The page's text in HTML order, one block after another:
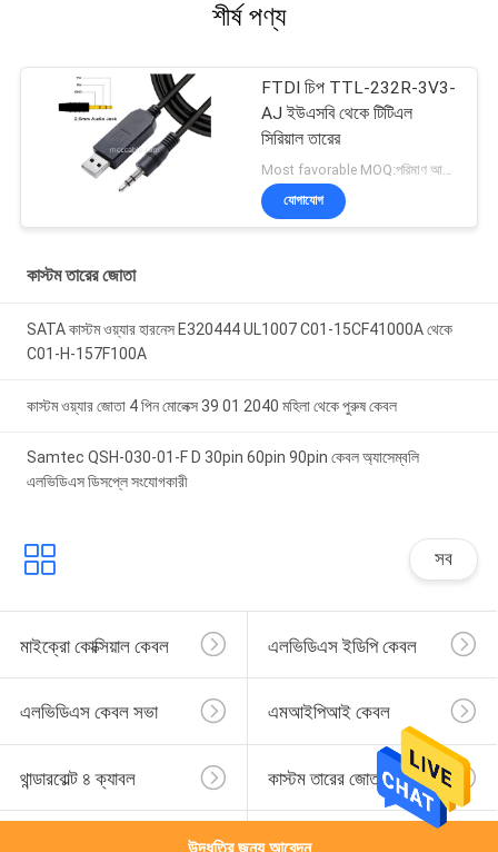
শীর্ষ পণ্য
FTDI চিপ TTL-232R-3V3-
AJ ইউএসবি থেকে টিটিএল
সিরিয়াল তারের
যোগাযোগ
কাস্টম তারের জোতা
SATA কাস্টম ওয়্যার হারনেস E320444 UL1007 C01-15CF41000A থেকে
C01-H-157F100A
কাস্টম ওয়্যার জোতা 4 পিন মোলেক্স 39 01 2040 মহিলা থেকে পুরুষ কেবল
Samtec QSH-030-01-F D 30pin 60pin 90pin কেবল অ্যাসেম্বলি
এলভিডিএস ডিসপ্লে সংযোগকারী
সব
মাইক্রো কোক্সিয়াল কেবল এলভিডিএস ইডিপি কেবল
এলভিডিএস কেবল সভা এমআইপিআই কেবল
থান্ডারবোল্ট ৪ ক্যাবল কাস্টম তারের জোতা
মোলেক্স কেবল সমাবেশ